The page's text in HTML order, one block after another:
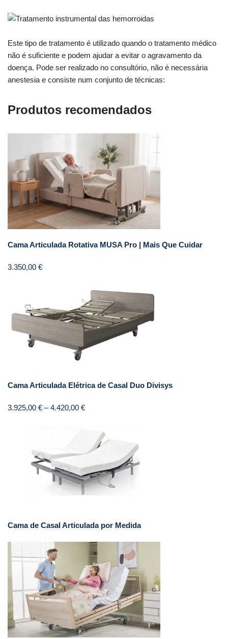
Este tipo de tratamento é utilizado quando o tratamento médico
não é suficiente e podem ajudar a evitar o agravamento da
doença. Pode ser realizado no consultório, não é necessária
anestesia e consiste num conjunto de técnicas:
Produtos recomendados
Cama Articulada Rotativa MUSA Pro | Mais Que Cuidar
3.350,00 €
Cama Articulada Elétrica de Casal Duo Divisys
3.925,00 € – 4.420,00 €
Cama de Casal Articulada por Medida